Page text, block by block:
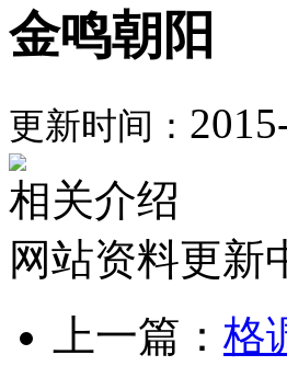
金鸣朝阳
更新时间：
相关介绍
网站资料更新
上一篇： 格